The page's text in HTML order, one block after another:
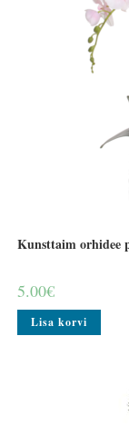
Kunsttaim orhidee
5.00€
Lisa korvi